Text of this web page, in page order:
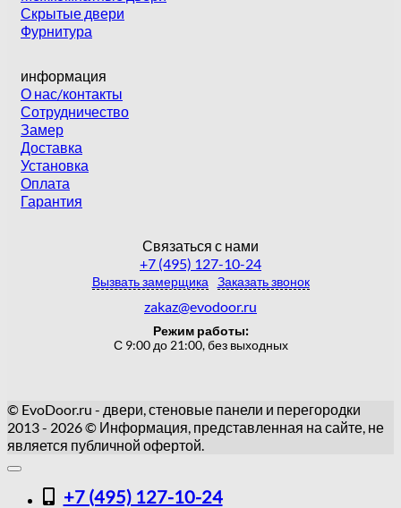
Скрытые двери
Фурнитура
информация
О нас/контакты
Сотрудничество
Замер
Доставка
Установка
Оплата
Гарантия
Связаться с нами
+7 (495) 127-10-24
Вызвать замерщика Заказать звонок
zakaz@evodoor.ru
Режим работы:
С 9:00 до 21:00, без выходных
© EvoDoor.ru - двери, стеновые панели и перегородки
2013 - 2026 © Информация, представленная на сайте, не
является публичной офертой.
+7 (495) 127-10-24